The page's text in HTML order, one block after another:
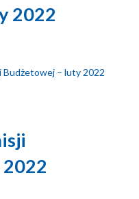
2022
Budżetowej – luty 2022